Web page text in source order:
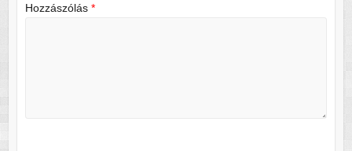
Hozzászólás *